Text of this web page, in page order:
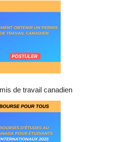
de travail canadien